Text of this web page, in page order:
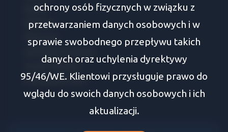
Supraśl
Zabłudów
Choroszcz
Turośń Kościelna
Dobrzyniewo Duże
ochrony osób fizycznych w związku z
przetwarzaniem danych osobowych i w
sprawie swobodnego przepływu takich
danych oraz uchylenia dyrektywy
95/46/WE. Klientowi przysługuje prawo do
wglądu do swoich danych osobowych i ich
aktualizacji.